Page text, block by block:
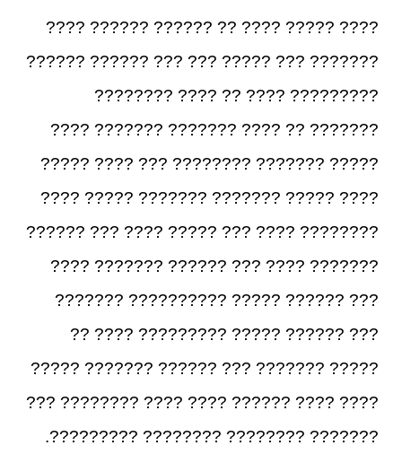
???? ????? ???? ?? ?????? ?????? ????
??????? ??? ????? ??? ??? ?????? ??????
????????? ???? ?? ???? ????????
??????? ?? ???? ??????? ??????? ????
????? ??????? ???????? ??? ???? ?????
???? ????? ??????? ??????? ????? ????
???????? ???? ??? ????? ???? ??? ??????
??????? ???? ??? ?????? ??????? ????
??? ?????? ????? ?????????? ???????
??? ?????? ????? ????????? ???? ??
????? ??????? ??? ?????? ??????? ?????
???? ???? ?????? ???? ???? ???????? ???
??????? ???????? ???????? ?????????.